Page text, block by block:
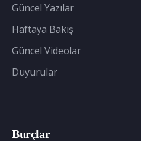
Güncel Yazılar
Haftaya Bakış
Güncel Videolar
Duyurular
Burçlar